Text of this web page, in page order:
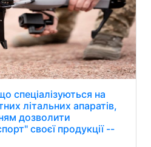
спеціалізуються на
літальних апаратів,
дозволити
своєї продукції --